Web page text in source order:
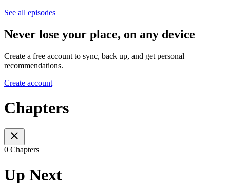
See all episodes
Never lose your place, on any device
Create a free account to sync, back up, and get personal
recommendations.
Create account
Chapters
0 Chapters
Up Next